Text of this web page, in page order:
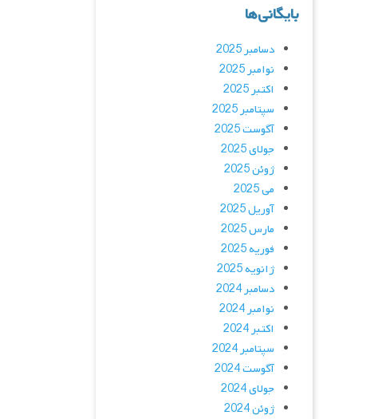
بایگانی‌ها
دسامبر 2025
نوامبر 2025
اکتبر 2025
سپتامبر 2025
آگوست 2025
جولای 2025
ژوئن 2025
می 2025
آوریل 2025
مارس 2025
فوریه 2025
ژانویه 2025
دسامبر 2024
نوامبر 2024
اکتبر 2024
سپتامبر 2024
آگوست 2024
جولای 2024
ژوئن 2024